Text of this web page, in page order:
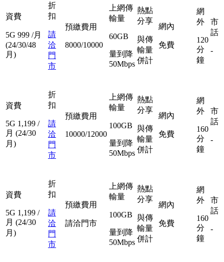
資費
5G 999 /月
(24/30/48
月)
折
扣
請
洽
門
市
預繳費用
8000/10000
上網傳
輸量
60GB
量到降
50Mbps
熱點
分享
與傳
輸量
併計
網內
免費
網
外
120
分
鐘
市
話
-
資費
5G 1,199 /
月 (24/30
月)
折
扣
請
洽
門
市
預繳費用
10000/12000
上網傳
輸量
100GB
量到降
50Mbps
熱點
分享
與傳
輸量
併計
網內
免費
網
外
160
分
鐘
市
話
-
資費
5G 1,199 /
月 (24/30
月)
折
扣
請
洽
門
市
預繳費用
請洽門市
上網傳
輸量
100GB
量到降
50Mbps
熱點
分享
與傳
輸量
併計
網內
免費
網
外
160
分
鐘
市
話
-